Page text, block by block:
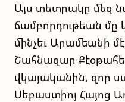
Այս տետրակը մեզ
ճամբորդութեան մը
մինչեւ Արամեանի
Շահնազար
վկայականին, զոր
Սեբաստիոյ Հայոց